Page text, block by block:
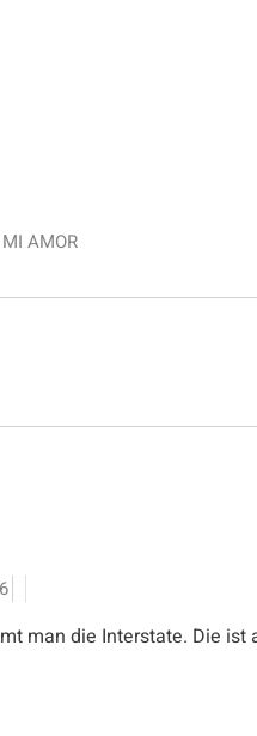
AMOR
man die Interstate. Die ist